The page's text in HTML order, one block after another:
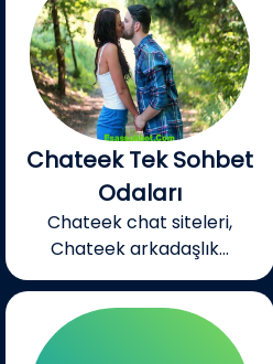
Chateek Tek Sohbet
Odaları
Chateek chat siteleri,
Chateek arkadaşlık...